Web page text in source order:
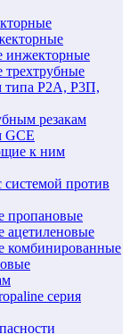
инжекторные
трехтрубные
типа Р2А, Р3П,
резакам
GCE
к ним
системой против
пропановые
ацетиленовые
комбинированные
серия